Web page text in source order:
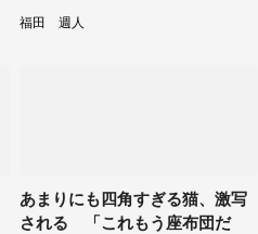
見てたい」
福田 週人
あまりにも四角すぎる猫、激写
される 「これもう座布団だ